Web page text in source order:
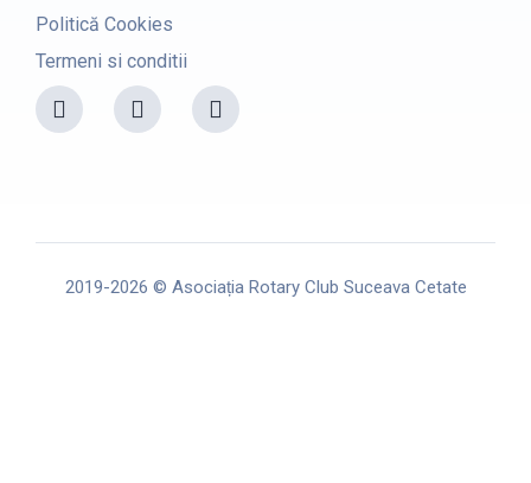
Politică Cookies
Termeni si conditii
F
a
c
o
I
n
s
r
m
Y
o
u
e
2019-2026 © Asociația Rotary Club Suceava Cetate